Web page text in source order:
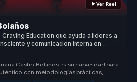
Ver Reel
Education que ayuda a lideres a
y comunicacion interna en
Castro Bolaños es su capacidad para
con metodologías prácticas,